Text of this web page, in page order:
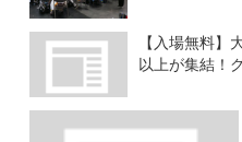
【入場無料
以上が集結！